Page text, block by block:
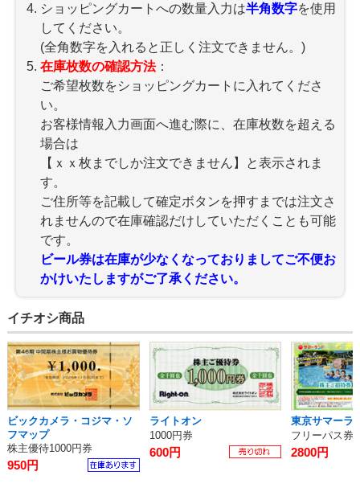
ショッピングカートへの数量入力は半角数字を使用
してください。
(全角数字を入れると正しく注文できません。)
在庫枚数の確認方法：
ご希望枚数をショッピングカートに入れてくださ
い。
お客様情報入力画面へ進む際に、在庫枚数を超える
場合は
【ｘｘ枚までしか注文できません】と表示されま
す。
ご住所等を記載して確定ボタンを押すまでは注文さ
れませんので在庫確認だけしていただくことも可能
です。
ビール券は在庫が少なくなっておりましてご不便お
かけいたしますがご了承ください。
イチオシ商品
ビックカメラ・コジマ・ソ
フマップ
株主優待1000円券
950円
ライトオン
1000円券
600円
東京サマーラ
フリーパス券
2800円